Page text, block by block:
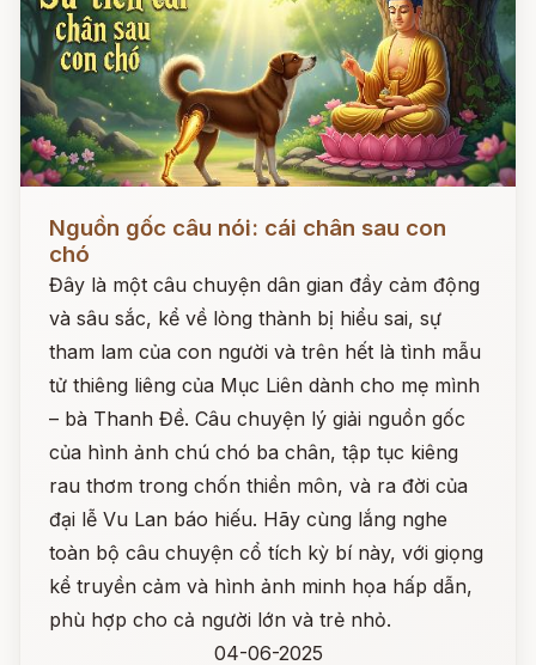
Đọc ngay
Nguồn gốc câu nói: cái chân sau con
chó
Đây là một câu chuyện dân gian đầy cảm động
và sâu sắc, kể về lòng thành bị hiểu sai, sự
tham lam của con người và trên hết là tình mẫu
tử thiêng liêng của Mục Liên dành cho mẹ mình
– bà Thanh Đề. Câu chuyện lý giải nguồn gốc
của hình ảnh chú chó ba chân, tập tục kiêng
rau thơm trong chốn thiền môn, và ra đời của
đại lễ Vu Lan báo hiếu. Hãy cùng lắng nghe
toàn bộ câu chuyện cổ tích kỳ bí này, với giọng
kể truyền cảm và hình ảnh minh họa hấp dẫn,
phù hợp cho cả người lớn và trẻ nhỏ.
04-06-2025